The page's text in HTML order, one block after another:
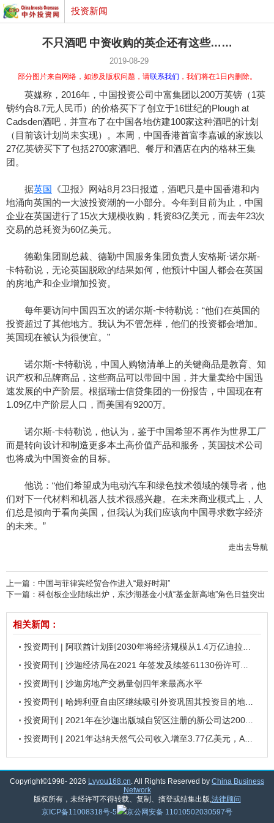
投资新闻
不只酒吧 中资收购的英企还有这些……
2019-08-29
部分图片来自网络，如涉及版权问题，请联系我们 ，我们将在1日内删除。
英媒称，2016年，中国投资公司中富集团以200万英镑（1英
镑约合8.7元人民币）的价格买下了创立于16世纪的Plough at
Cadsden酒吧，并宣布了在中国各地仿建100家这种酒吧的计划
（目前该计划尚未实现）。本周，中国香港首富李嘉诚的家族以
27亿英镑买下了包括2700家酒吧、餐厅和酒店在内的格林王集
团。
据英国 《卫报》网站8月23日报道，酒吧只是中国香港和内
地涌向英国的一大波投资潮的一小部分。今年到目前为止，中国
企业在英国进行了15次大规模收购，耗资83亿美元，而去年23次
交易的总耗资为60亿美元。
德勤集团副总裁、德勤中国服务集团负责人安格斯·诺尔斯-
卡特勒说，无论英国脱欧的结果如何，他预计中国人都会在英国
的房地产和企业增加投资。
每年要访问中国四五次的诺尔斯-卡特勒说：“他们在英国的
投资超过了其他地方。我认为不管怎样，他们的投资都会增加。
英国现在被认为很便宜。”
诺尔斯-卡特勒说，中国人购物清单上的关键商品是教育、知
识产权和品牌商品，这些商品可以带回中国，并大量卖给中国迅
速发展的中产阶层。根据瑞士信贷集团的一份报告，中国现在有
1.09亿中产阶层人口，而美国有9200万。
诺尔斯-卡特勒说，他认为，鉴于中国希望不再作为世界工厂
而是转向设计和制造更多本土高价值产品和服务，英国技术公司
也将成为中国资金的目标。
他说：“他们希望成为电动汽车和绿色技术领域的领导者，他
们对下一代材料和机器人技术很感兴趣。在未来商业模式上，人
们总是倾向于看向美国，但我认为我们应该向中国寻求数字经济
的未来。”
走出去导航
上一篇： 中国与菲律宾经贸合作进入“最好时期”
下一篇： 科创板企业陆续出炉，东沙湖基金小镇“基金新高地”角色日益突出
相关新闻：
投资周刊 | 阿联酋计划到2030年将经济规模从1.4万亿迪拉姆增加至3万亿迪拉姆
投资周刊 | 沙迦经济局在2021 年签发及续签61130份许可证，阿拉伯航空公司2021年净利润达到7.2亿迪拉姆
投资周刊 | 沙迦房地产交易量创四年来最高水平
投资周刊 | 哈姆利亚自由区继续吸引外资巩固其投资目的地地位，沙迦投资发展局与万豪国际集团签署合作协议
投资周刊 | 2021年在沙迦出版城自贸区注册的新公司达2000家，沙迦伊斯兰银行2021年净利润增长26.7%
投资周刊 | 2021年达纳天然气公司收入增至3.77亿美元，Arada销售额达24.1亿迪拉姆
Copyright©1998- 2026 Lvyou168.cn. All Rights Reserved by China Business
Network
版权所有，未经许可不得转载、复制、摘登或结集出版,法律顾问
京ICP备11008318号-5
京公网安备 11010502030597号